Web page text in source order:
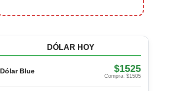
DÓLAR HOY
Dólar Blue $1525
Compra: $1505